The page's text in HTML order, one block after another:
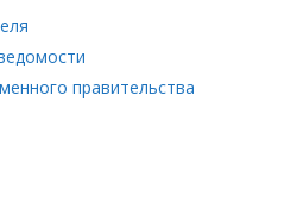
правительства